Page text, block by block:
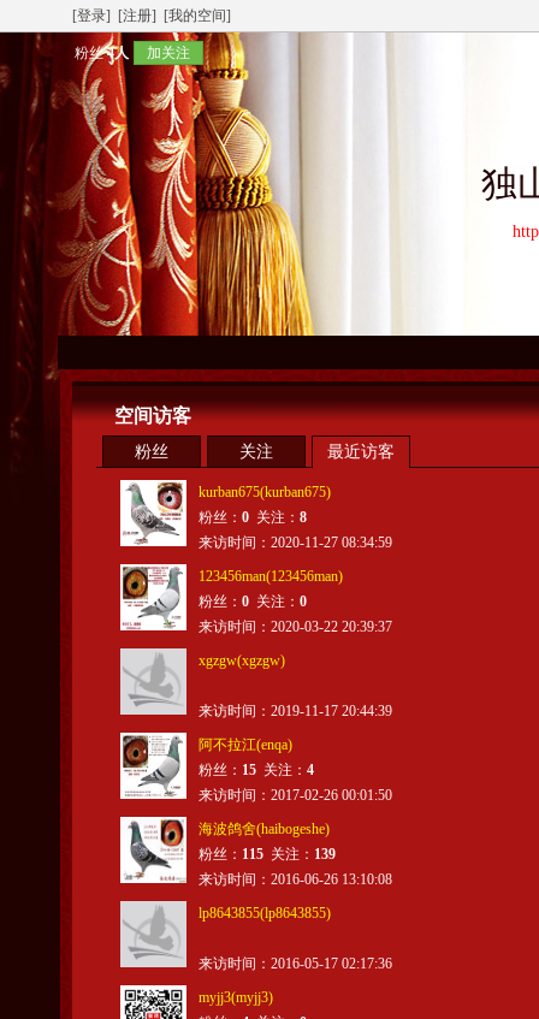
[登录] [注册] [我的空间]
粉丝4人 加关注
独
空间访客
粉丝 关注 最近访客
kurban675(kurban675)
粉丝： 0 关注： 8
来访时间：2020-11-27 08:34:59
123456man(123456man)
粉丝： 0 关注： 0
来访时间：2020-03-22 20:39:37
xgzgw(xgzgw)
来访时间：2019-11-17 20:44:39
阿不拉江(enqa)
粉丝： 15 关注： 4
来访时间：2017-02-26 00:01:50
海波鸽舍(haibogeshe)
粉丝： 115 关注： 139
来访时间：2016-06-26 13:10:08
lp8643855(lp8643855)
来访时间：2016-05-17 02:17:36
myjj3(myjj3)